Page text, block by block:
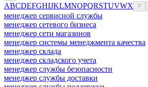
ABCDEFGHIJKLMNOPQRSTUVWX Y
менеджер сервисной службы
менеджер сетевого бизнеса
менеджер сети магазинов
менеджер системы менеджмента качества
менеджер склада
менеджер складского учета
менеджер службы безопасности
менеджер службы доставки